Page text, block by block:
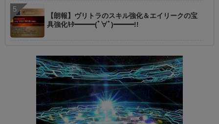
【朗報】ヴリトラのスキル強化＆エイリークの宝
具強化ｷﾀ━━━(ﾟ∀ﾟ)━━━!!